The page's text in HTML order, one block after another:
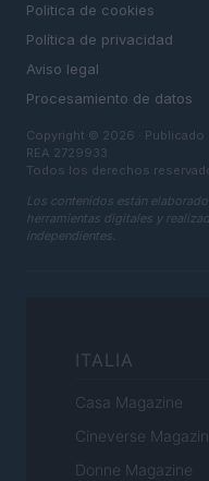
Politica de cookies
Política de privacidad
Aviso legal
Procesamiento de datos
Copyright © 2026 · Publicado
REA 2729933
Todos los derechos
Los contenidos están
herramientas digitales y
independientes.
ITALIA
Casa Magazine
Cineverse
Donne Magazine